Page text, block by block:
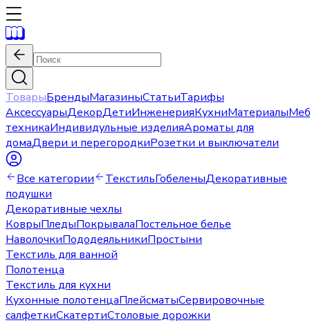
ТоварыБрендыМагазиныСтатьиТарифы
АксессуарыДекорДетиИнженерияКухниМатериалы
техникаИндивидульные изделияАроматы для
домаДвери и перегородкиРозетки и выключатели
Все категории ТекстильГобеленыДекоративные
подушки
Декоративные чехлы
КоврыПледыПокрывалаПостельное белье
НаволочкиПододеяльникиПростыни
Текстиль для ванной
Полотенца
Текстиль для кухни
Кухонные полотенцаПлейсматыСервировочные
салфеткиСкатертиСтоловые дорожки